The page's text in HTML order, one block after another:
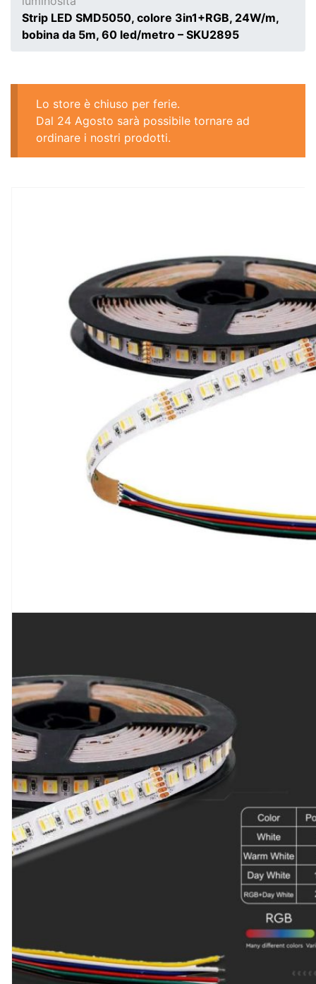
Strip LED SMD5050, colore 3in1+RGB, 24W/m,
bobina da 5m, 60 led/metro – SKU2895
Lo store è chiuso per ferie.
Dal 24 Agosto sarà possibile tornare ad
ordinare i nostri prodotti.